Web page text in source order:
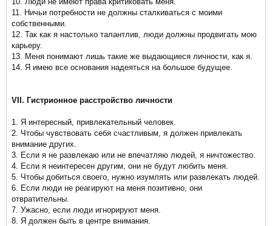
11. Ничьи потребности не должны сталкиваться с моими
собственными.
12. Так как я настолько талантлив, люди должны продвигать мою
карьеру.
13. Меня понимают лишь такие же выдающиеся личности, как я.
14. Я имею все основания надеяться на большое будущее.
VII. Гистрионное расстройство личности
1. Я интересный, привлекательный человек.
2. Чтобы чувствовать себя счастливым, я должен привлекать
внимание других.
3. Если я не развлекаю или не впечатляю людей, я ничтожество.
4. Если я неинтересен другим, они не будут любить меня.
5. Чтобы добиться своего, нужно изумлять или развлекать людей.
6. Если люди не реагируют на меня позитивно, они
отвратительны.
7. Ужасно, если люди игнорируют меня.
8. Я должен быть в центре внимания.